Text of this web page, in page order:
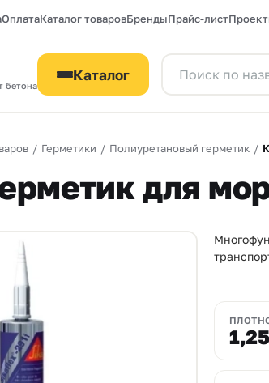
ОплатаКаталог товаровБрендыПрайс-лист
бетона
Каталог
/ Герметики / Полиуретановый герметик /
для
1,25